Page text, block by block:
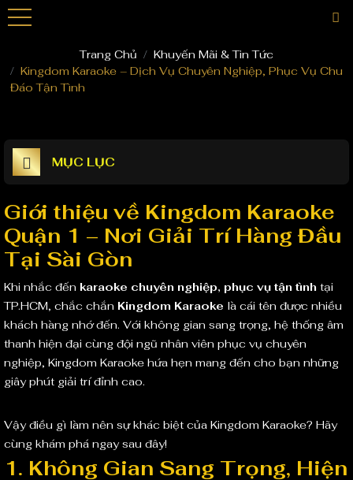
Phòng VIP
Phòng Super Vip
Khuyến Mãi
Trang Chủ
Khuyến Mãi & Tin Tức
Kingdom Karaoke – Dịch Vụ Chuyên Nghiệp, Phục Vụ Chu
Đáo Tận Tình
MỤC LỤC
Giới thiệu về Kingdom Karaoke
Quận 1 – Nơi Giải Trí Hàng Đầu
Tại Sài Gòn
Khi nhắc đến karaoke chuyên nghiệp, phục vụ tận tình tại
TP.HCM, chắc chắn Kingdom Karaoke là cái tên được nhiều
khách hàng nhớ đến. Với không gian sang trọng, hệ thống âm
thanh hiện đại cùng đội ngũ nhân viên phục vụ chuyên
nghiệp, Kingdom Karaoke hứa hẹn mang đến cho bạn những
giây phút giải trí đỉnh cao.
Vậy điều gì làm nên sự khác biệt của Kingdom Karaoke? Hãy
cùng khám phá ngay sau đây!
1. Không Gian Sang Trọng, Hiện